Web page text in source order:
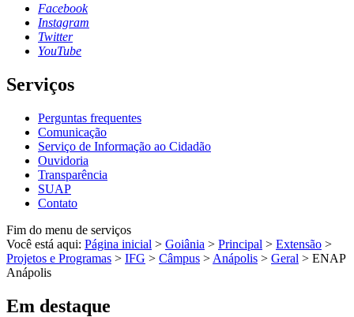
Facebook
Instagram
Twitter
YouTube
Serviços
Perguntas frequentes
Comunicação
Serviço de Informação ao Cidadão
Ouvidoria
Transparência
SUAP
Contato
Fim do menu de serviços
Você está aqui: Página inicial > Goiânia > Principal > Extensão >
Projetos e Programas > IFG > Câmpus > Anápolis > Geral > ENAP
Anápolis
Em destaque